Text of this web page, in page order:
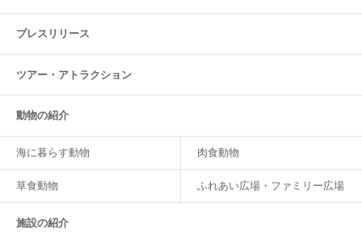
プレスリリース
ツアー・ アトラクション
動物の紹介
海に暮らす動物 肉食動物
草食動物 ふれあい広場・ファミリー広場
施設の紹介